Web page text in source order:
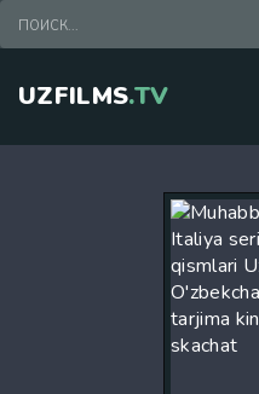
UZFILMS.TV